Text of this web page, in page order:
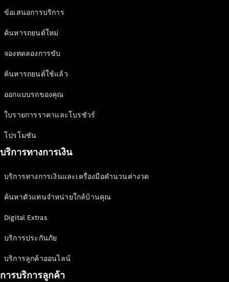
และแนวคิด
รถยนต์
ไฟฟ้า
นวัตกรรม
ที่ยั่งยืน
Events
ล่าสุด
MercedesCard
Mercedes-
Benz
ข้อเสนอการบริการ
ค้นหารถยนต์ใหม่
จองทดลองการขับ
ค้นหารถยนต์ใช้แล้ว
ออกแบบรถของคุณ
ใบรายการราคาและโบรชัวร์
โปรโมชัน
บริการทางการเงิน
บริการทางการเงินและเครื่องมือคำนวนค่างวด
ค้นหาตัวแทนจำหน่ายใกล้บ้านคุณ
Digital Extras
บริการประกันภัย
บริการลูกค้าออนไลน์
การบริการลูกค้า